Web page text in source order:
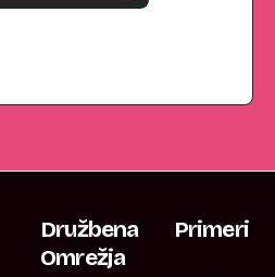
Družbena
Omrežja
Primeri